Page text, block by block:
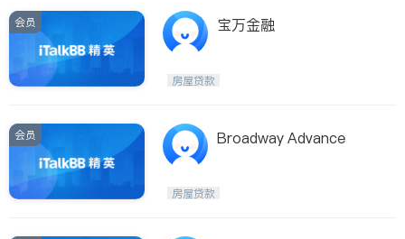
会员 宝万金融
房屋贷款
会员 Broadway Advance
房屋贷款